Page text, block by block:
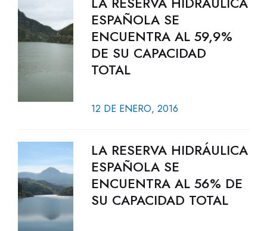
ESPAÑOLA SE
ENCUENTRA AL 59,9%
DE SU CAPACIDAD
TOTAL
12 DE ENERO, 2016
LA RESERVA HIDRÁULICA
ESPAÑOLA SE
ENCUENTRA AL 56% DE
SU CAPACIDAD TOTAL